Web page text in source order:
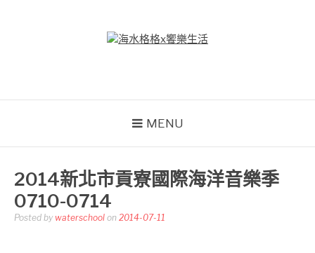
MENU
2014新北市貢寮國際海洋音樂季
0710-0714
Posted by waterschool on 2014-07-11